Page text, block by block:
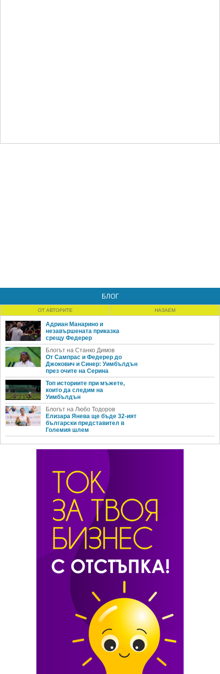
БЛОГ
ОТ АВТОРИТЕ НАЗАЕМ
Адриан Манарино и
незавършената приказка
срещу Федерер
Блогът на Станко Димов
От Сампрас и Федерер до
Джокович и Синер: Уимбълдън
през очите на Серина
Топ историите при мъжете,
които да следим на
Уимбълдън
Блогът на Любо Тодоров
Елизара Янева ще бъде 32-ият
български представител в
Големия шлем